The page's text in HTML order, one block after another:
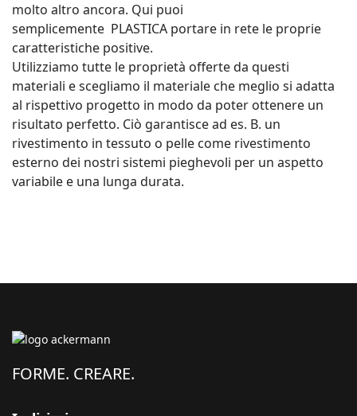
molto altro ancora. Qui puoi
semplicemente PLASTICA portare in rete le proprie
caratteristiche positive.
Utilizziamo tutte le proprietà offerte da questi
materiali e scegliamo il materiale che meglio si adatta
al rispettivo progetto in modo da poter ottenere un
risultato perfetto. Ciò garantisce ad es. B. un
rivestimento in tessuto o pelle come rivestimento
esterno dei nostri sistemi pieghevoli per un aspetto
variabile e una lunga durata.
FORME. CREARE.